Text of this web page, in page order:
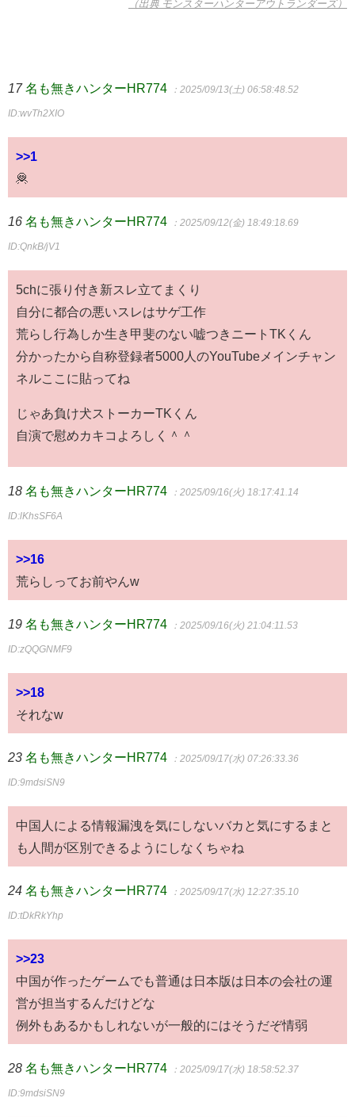
（出典 モンスターハンターアウトランダーズ）
17 名も無きハンターHR774 ：2025/09/13(土) 06:58:48.52
ID:wvTh2XIO
>>1
🦧
16 名も無きハンターHR774 ：2025/09/12(金) 18:49:18.69
ID:QnkB/jV1
5chに張り付き新スレ立てまくり
自分に都合の悪いスレはサゲ工作
荒らし行為しか生き甲斐のない嘘つきニートTKくん
分かったから自称登録者5000人のYouTubeメインチャン
ネルここに貼ってね
じゃあ負け犬ストーカーTKくん
自演で慰めカキコよろしく＾＾
18 名も無きハンターHR774 ：2025/09/16(火) 18:17:41.14
ID:lKhsSF6A
>>16
荒らしってお前やんw
19 名も無きハンターHR774 ：2025/09/16(火) 21:04:11.53
ID:zQQGNMF9
>>18
それなw
23 名も無きハンターHR774 ：2025/09/17(水) 07:26:33.36
ID:9mdsiSN9
中国人による情報漏洩を気にしないバカと気にするまと
も人間が区別できるようにしなくちゃね
24 名も無きハンターHR774 ：2025/09/17(水) 12:27:35.10
ID:tDkRkYhp
>>23
中国が作ったゲームでも普通は日本版は日本の会社の運
営が担当するんだけどな
例外もあるかもしれないが一般的にはそうだぞ情弱
28 名も無きハンターHR774 ：2025/09/17(水) 18:58:52.37
ID:9mdsiSN9